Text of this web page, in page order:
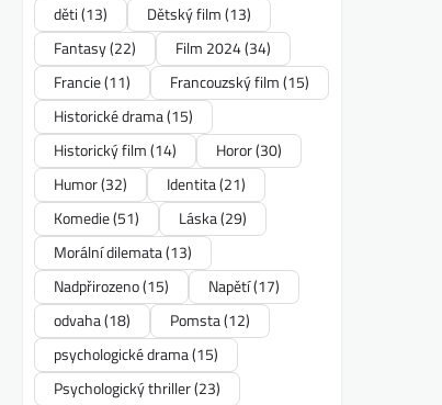
děti(13) Dětský film(13)
Fantasy(22) Film 2024(34)
Francie(11) Francouzský film(15)
Historické drama(15)
Historický film(14) Horor(30)
Humor(32) Identita(21)
Komedie(51) Láska(29)
Morální dilemata(13)
Nadpřirozeno(15) Napětí(17)
odvaha(18) Pomsta(12)
psychologické drama(15)
Psychologický thriller(23)